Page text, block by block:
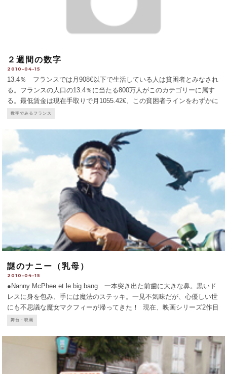
２週間の数字
2010-04-15
13.4％ フランスでは月908€以下で生活している人は貧困者とみなされ
る。フランスの人口の13.4％に当たる800万人がこのカテゴリーに属す
る。最低賃金は現在手取りで月1055.42€、この貧困者ラインをわずかに
上回っている。37€ 最近IFOPが行った世論調査によると、フランス人
数字でみるフランス
謎のナニー（乳母）
2010-04-15
●Nanny McPhee et le big bang 一本突き出た前歯に大きな鼻。黒いド
レスに身を包み、手には魔法のステッキ。一見不気味だが、心優しい世
にも不思議な魔女マクフィーが帰ってきた！ 現在、映画シリーズ2作目
が公開中。大戦中の英国の片田舎。5人の悪ガキに手を焼く母の前に謎
舞台・映画